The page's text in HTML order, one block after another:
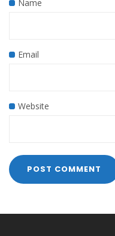
Name
Email
Website